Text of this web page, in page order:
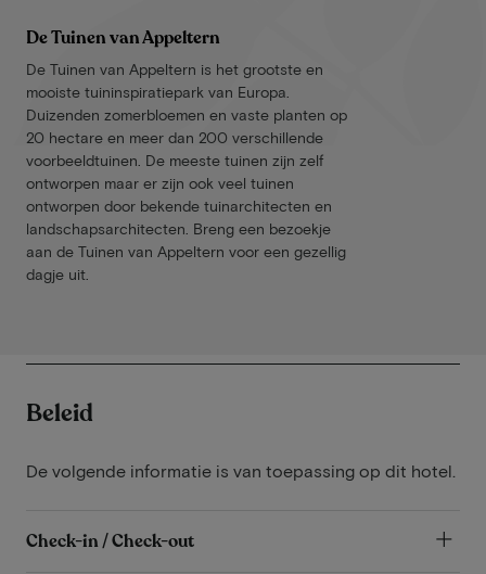
De Tuinen van Appeltern
De Tuinen van Appeltern is het grootste en
mooiste tuininspiratiepark van Europa.
Duizenden zomerbloemen en vaste planten op
20 hectare en meer dan 200 verschillende
voorbeeldtuinen. De meeste tuinen zijn zelf
ontworpen maar er zijn ook veel tuinen
ontworpen door bekende tuinarchitecten en
landschapsarchitecten. Breng een bezoekje
aan de Tuinen van Appeltern voor een gezellig
dagje uit.
Beleid
De volgende informatie is van toepassing op dit hotel.
Check-in / Check-out